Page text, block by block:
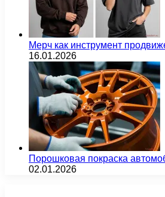
Мерч как инструмент
16.01.2026
Порошковая покраска
02.01.2026